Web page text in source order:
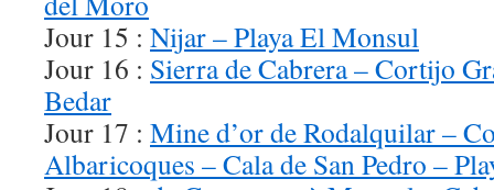
Jour 15 : Nijar – Playa El Monsul
Jour 16 : Sierra de Cabrera – Cortijo
Bedar
Jour 17 : Mine d’or de Rodalquilar –
Albaricoques – Cala de San Pedro –